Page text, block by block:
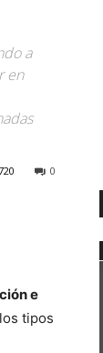
a
en
0
e
tipos